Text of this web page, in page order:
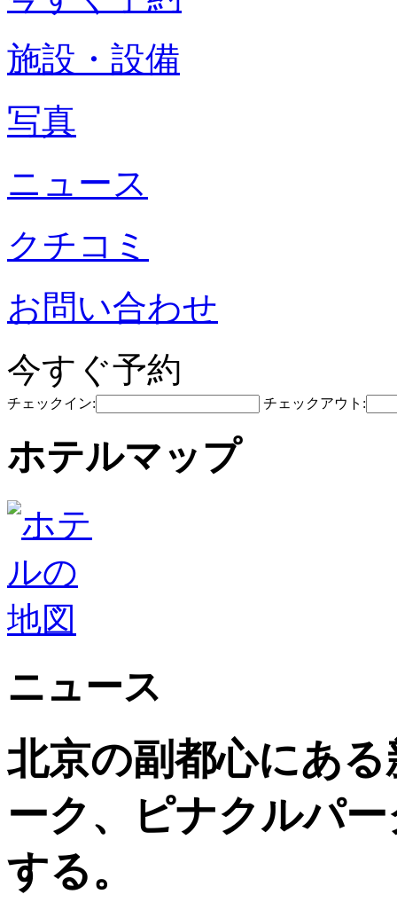
施設・設備
写真
ニュース
クチコミ
お問い合わせ
今すぐ予約
チェックイン: チェックアウト:
ホテルマップ
ニュース
北京の副都心にあ
ーク、ピナクルパ
する。